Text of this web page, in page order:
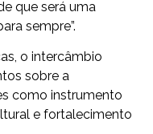
que será uma
sempre”.
o intercâmbio
sobre a
como instrumento
e fortalecimento